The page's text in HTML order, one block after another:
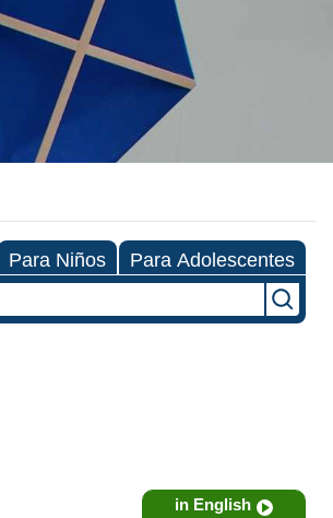
Para Niños Para Adolescentes
in English